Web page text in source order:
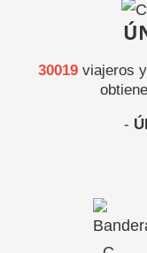
30019viajeros
-